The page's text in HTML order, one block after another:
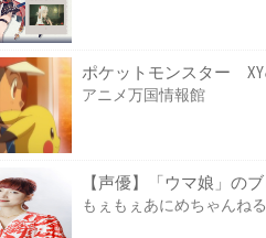
アニメ万国情報館
もぇもぇあにめちゃんねる